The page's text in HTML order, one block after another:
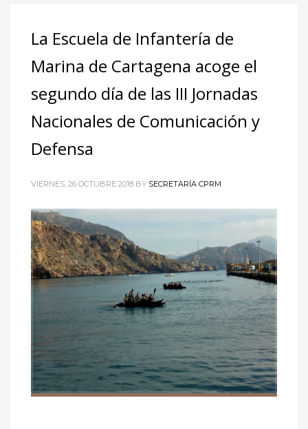
La Escuela de Infantería de
Marina de Cartagena acoge el
segundo día de las III Jornadas
Nacionales de Comunicación y
Defensa
VIERNES, 26 OCTUBRE 2018 BY SECRETARÍA CPRM